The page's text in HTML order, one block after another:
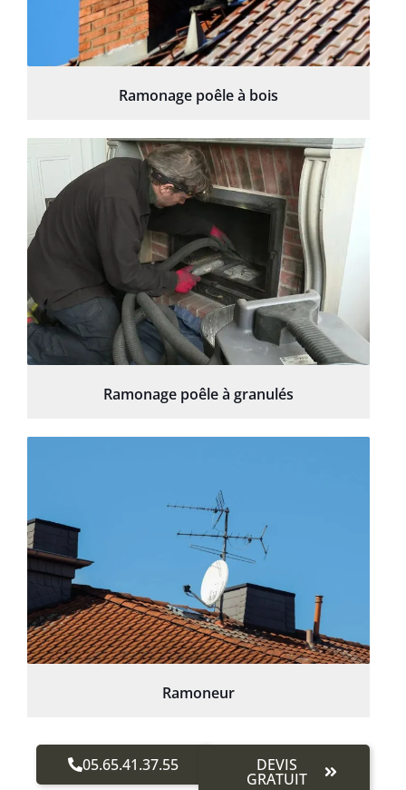
Ramonage poêle à bois
Ramonage poêle à granulés
Ramoneur
05.65.41.37.55 DEVIS
GRATUIT